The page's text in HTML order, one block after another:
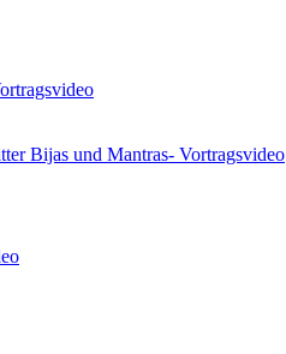
Bijas und Mantras- Vortragsvideo